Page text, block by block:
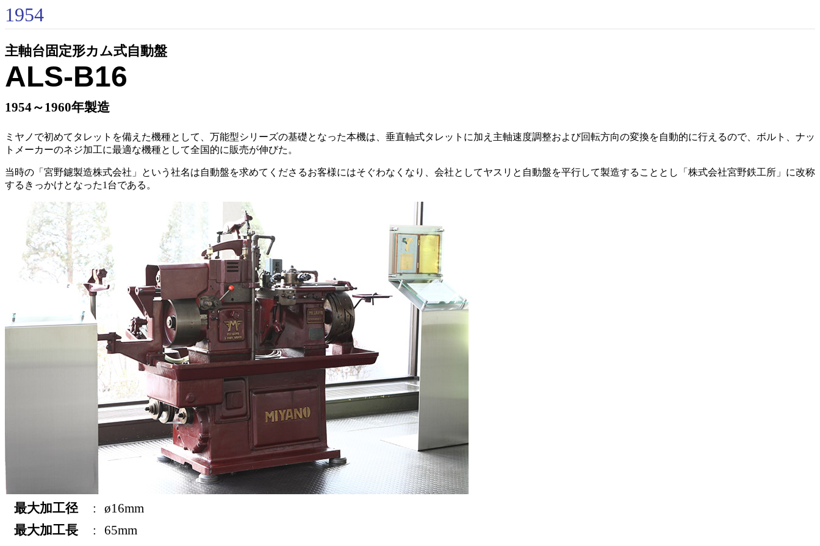
1954
主軸台固定形カム式自動盤
ALS-B16
1954～1960年製造
ミヤノで初めてタレットを備えた機種として、万能型シリーズの基礎となった本機は、垂直軸式タレットに加え主軸速度調整および回転方向の変換を自動的に行えるので、ボルト、ナッ
トメーカーのネジ加工に最適な機種として全国的に販売が伸びた。
当時の「宮野鑢製造株式会社」という社名は自動盤を求めてくださるお客様にはそぐわなくなり、会社としてヤスリと自動盤を平行して製造することとし「株式会社宮野鉄工所」に改称
するきっかけとなった1台である。
最大加工径 :
ø16mm
最大加工長
: 65mm